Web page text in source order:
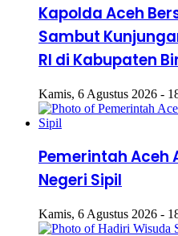
Kapolda Aceh
Sambut
RI di Kabupaten
Kamis, 6 Agustus 2026 -
Pemerintah Aceh
Negeri Sipil
Kamis, 6 Agustus 2026 -